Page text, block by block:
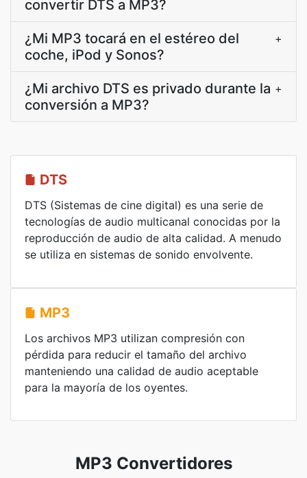
convertir DTS a MP3?
¿Mi MP3 tocará en el estéreo del
coche, iPod y Sonos?
+
¿Mi archivo DTS es privado durante la
conversión a MP3?
+
DTS
DTS (Sistemas de cine digital) es una serie de
tecnologías de audio multicanal conocidas por la
reproducción de audio de alta calidad. A menudo
se utiliza en sistemas de sonido envolvente.
MP3
Los archivos MP3 utilizan compresión con
pérdida para reducir el tamaño del archivo
manteniendo una calidad de audio aceptable
para la mayoría de los oyentes.
MP3 Convertidores